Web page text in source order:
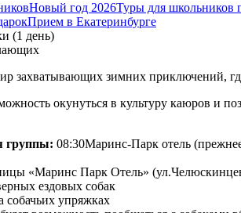
Новый год 2026Туры для школьников
Прием в Екатеринбурге
(1 день)
захватывающих зимних приключений,
окунуться в культуру каюров и
группы: 08:30Маринс-Парк отель
«Маринс Парк Отель»
ездовых собак
собачьих упряжках